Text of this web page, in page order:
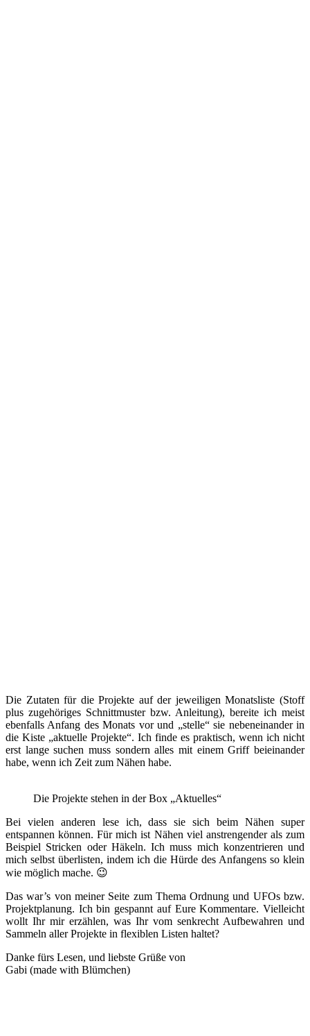
Die Zutaten für die Projekte auf der jeweiligen Monatsliste (Stoff
plus zugehöriges Schnittmuster bzw. Anleitung), bereite ich meist
ebenfalls Anfang des Monats vor und „stelle“ sie nebeneinander in
die Kiste „aktuelle Projekte“. Ich finde es praktisch, wenn ich nicht
erst lange suchen muss sondern alles mit einem Griff beieinander
habe, wenn ich Zeit zum Nähen habe.
Die Projekte stehen in der Box „Aktuelles“
Bei vielen anderen lese ich, dass sie sich beim Nähen super
entspannen können. Für mich ist Nähen viel anstrengender als zum
Beispiel Stricken oder Häkeln. Ich muss mich konzentrieren und
mich selbst überlisten, indem ich die Hürde des Anfangens so klein
wie möglich mache. 😉
Das war’s von meiner Seite zum Thema Ordnung und UFOs bzw.
Projektplanung. Ich bin gespannt auf Eure Kommentare. Vielleicht
wollt Ihr mir erzählen, was Ihr vom senkrecht Aufbewahren und
Sammeln aller Projekte in flexiblen Listen haltet?
Danke fürs Lesen, und liebste Grüße von
Gabi (made with Blümchen)